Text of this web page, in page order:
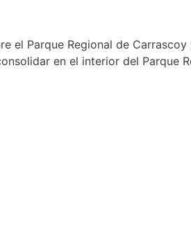
el Parque Regional de Carrascoy
en el interior del Parque